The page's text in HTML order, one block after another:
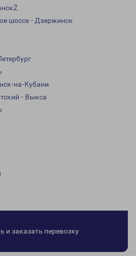
шоссе - Дзержинск
на-Кубани
- Выкса
и заказать перевозку